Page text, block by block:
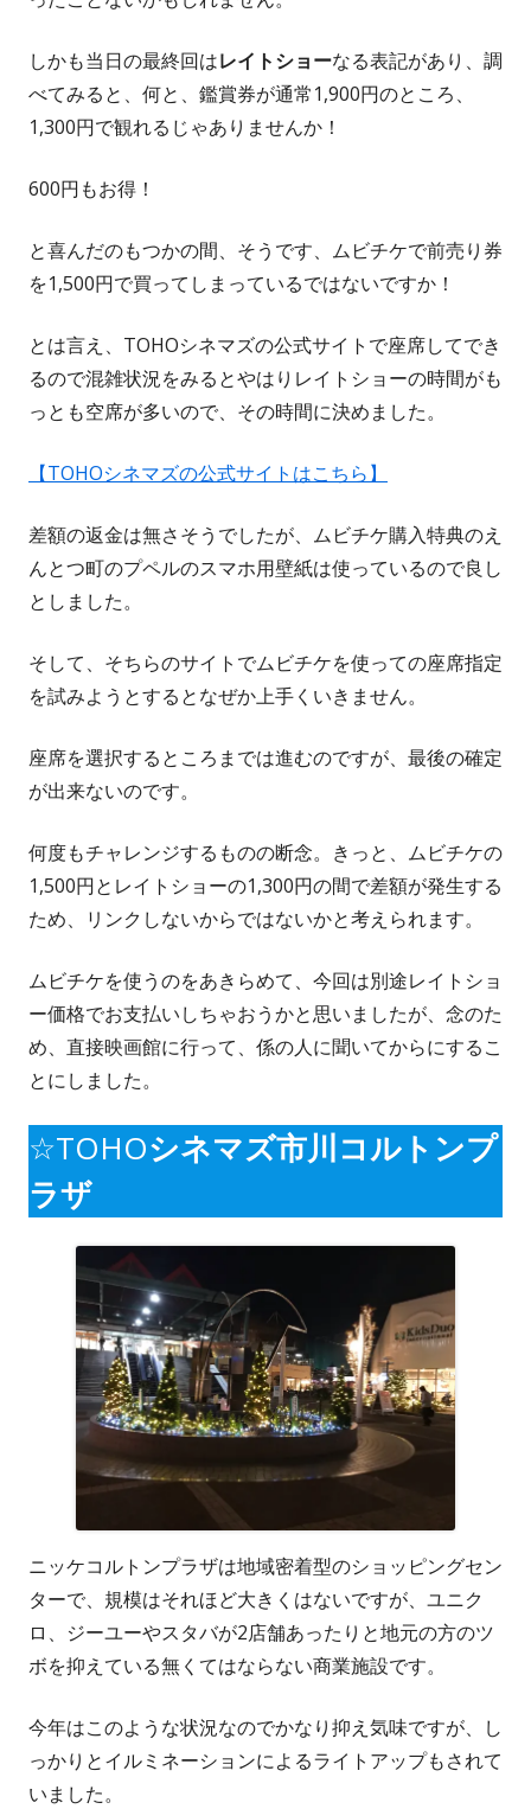
しかも当日の最終回はレイトショーなる表記があり、調
べてみると、何と、鑑賞券が通常1,900円のところ、
1,300円で観れるじゃありませんか！
600円もお得！
と喜んだのもつかの間、そうです、ムビチケで前売り券
を1,500円で買ってしまっているではないですか！
とは言え、TOHOシネマズの公式サイトで座席してでき
るので混雑状況をみるとやはりレイトショーの時間がも
っとも空席が多いので、その時間に決めました。
【TOHOシネマズの公式サイトはこちら】
差額の返金は無さそうでしたが、ムビチケ購入特典のえ
んとつ町のプペルのスマホ用壁紙は使っているので良し
としました。
そして、そちらのサイトでムビチケを使っての座席指定
を試みようとするとなぜか上手くいきません。
座席を選択するところまでは進むのですが、最後の確定
が出来ないのです。
何度もチャレンジするものの断念。きっと、ムビチケの
1,500円とレイトショーの1,300円の間で差額が発生する
ため、リンクしないからではないかと考えられます。
ムビチケを使うのをあきらめて、今回は別途レイトショ
ー価格でお支払いしちゃおうかと思いましたが、念のた
め、直接映画館に行って、係の人に聞いてからにするこ
とにしました。
☆TOHOシネマズ市川コルトンプ
ラザ
ニッケコルトンプラザは地域密着型のショッピングセン
ターで、規模はそれほど大きくはないですが、ユニク
ロ、ジーユーやスタバが2店舗あったりと地元の方のツ
ボを抑えている無くてはならない商業施設です。
今年はこのような状況なのでかなり抑え気味ですが、し
っかりとイルミネーションによるライトアップもされて
いました。